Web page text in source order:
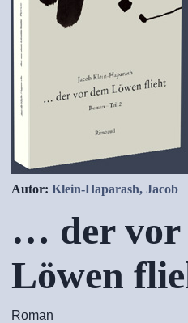
Autor: Klein-Haparash, Jacob
… der vor
Löwen
Roman